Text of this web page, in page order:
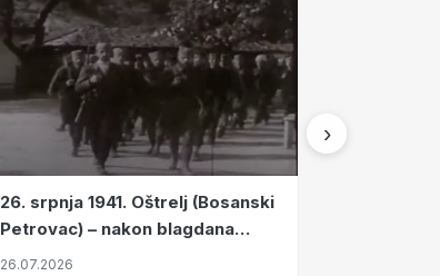
26. srpnja 1941. Oštrelj (Bosanski
Petrovac) – nakon blagdana
Svete Ane izvršen napad srpskih
26.07.2026
›